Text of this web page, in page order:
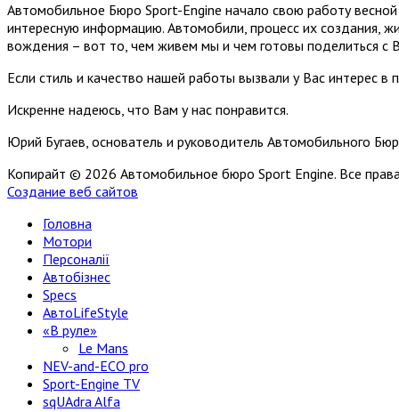
Автомобильное Бюро Sport-Engine начало свою работу
интересную информацию. Автомобили, процесс их создания,
вождения – вот то, чем живем мы и чем готовы поделиться с
Если стиль и качество нашей работы вызвали у Вас интерес в
Искренне надеюсь, что Вам у нас понравится.
Юрий Бугаев, основатель и руководитель Автомобильного
Копирайт © 2026 Автомобильное бюро Sport Engine. Все
Создание веб сайтов
Головна
Мотори
Персоналії
Автобізнес
Specs
АвтоLifeStyle
«В руле»
Le Mans
NEV-and-ECO pro
Sport-Engine TV
sqUAdra Alfa